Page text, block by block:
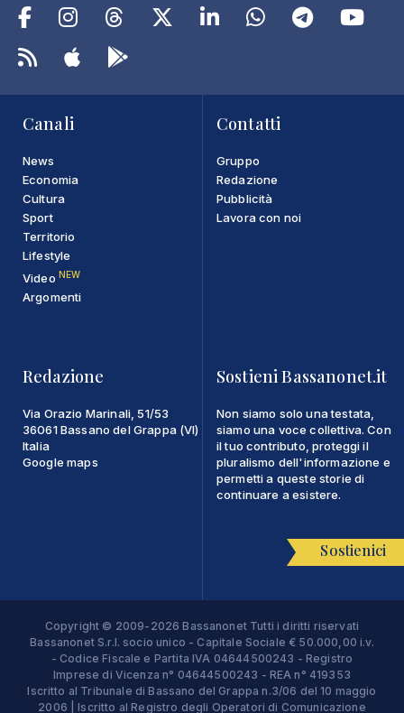
Canali
News
Economia
Cultura
Sport
Territorio
Lifestyle
Video NEW
Argomenti
Contatti
Gruppo
Redazione
Pubblicità
Lavora con noi
Redazione
Via Orazio Marinali, 51/53
36061 Bassano del Grappa (VI)
Italia
Google maps
Sostieni Bassanonet.it
Non siamo solo una testata,
siamo una voce collettiva. Con
il tuo contributo, proteggi il
pluralismo dell'informazione e
permetti a queste storie di
continuare a esistere.
Sostienici
Copyright © 2009-2026 Bassanonet Tutti i diritti riservati
Bassanonet S.r.l. socio unico - Capitale Sociale € 50.000,00 i.v.
- Codice Fiscale e Partita IVA 04644500243 - Registro
Imprese di Vicenza n° 04644500243 - REA n° 419353
Iscritto al Tribunale di Bassano del Grappa n.3/06 del 10 maggio
2006 | Iscritto al Registro degli Operatori di Comunicazione